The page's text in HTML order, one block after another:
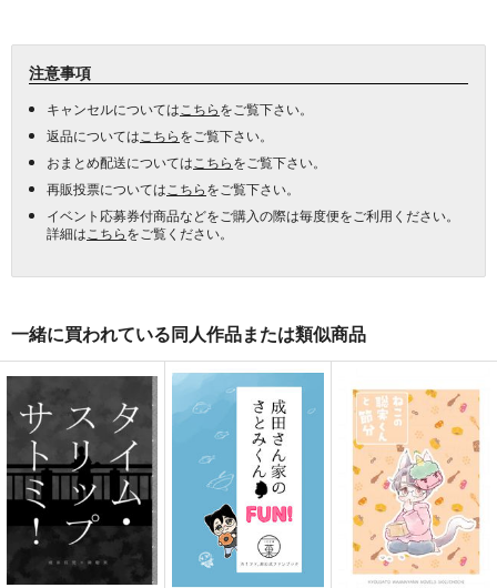
注意事項
キャンセルについては こちらをご覧下さい。
返品については こちらをご覧下さい。
おまとめ配送については こちらをご覧下さい。
再販投票については こちらをご覧下さい。
イベント応募券付商品などをご購入の際は毎度便をご利用ください。
詳細は こちらをご覧ください。
一緒に買われている同人作品または類似商品